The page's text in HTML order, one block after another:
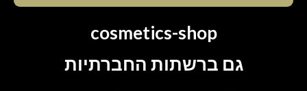
cosmetics-shop
גם ברשתות החברתיות